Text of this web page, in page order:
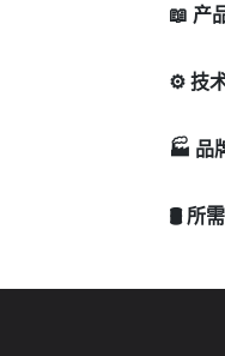
📖 产
⚙️ 技
🏭 品
🛢️ 所